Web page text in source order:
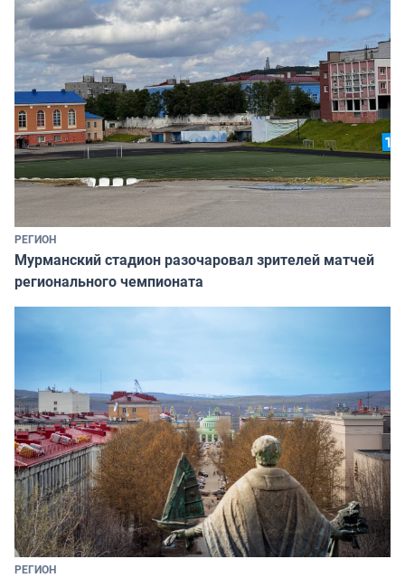
РЕГИОН
Мурманский стадион разочаровал зрителей матчей
регионального чемпионата
РЕГИОН